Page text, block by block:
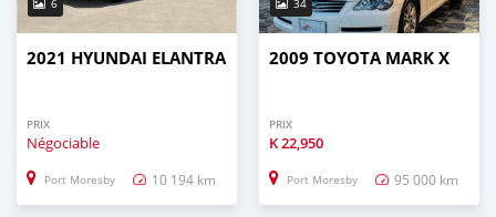
6
2021 HYUNDAI ELANTRA
PRIX
Négociable
Port Moresby 10 194 km
34
2009 TOYOTA MARK X
PRIX
K22,950
Port Moresby 95 000 km